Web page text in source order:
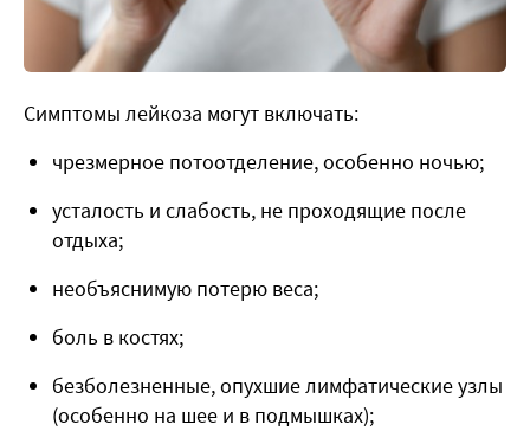
Симптомы лейкоза могут включать:
чрезмерное потоотделение, особенно ночью;
усталость и слабость, не проходящие после
отдыха;
необъяснимую потерю веса;
боль в костях;
безболезненные, опухшие лимфатические узлы
(особенно на шее и в подмышках);